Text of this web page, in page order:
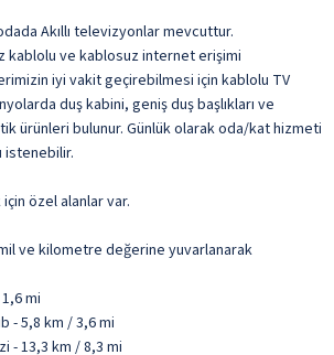
Akıllı televizyonlar mevcuttur.
kablolu ve kablosuz internet erişimi
iyi vakit geçirebilmesi için kablolu TV
duş kabini, geniş duş başlıkları ve
ürünleri bulunur. Günlük olarak oda/kat hizmeti
istenebilir.
özel alanlar var.
mil ve kilometre değerine yuvarlanarak
mi
- 5,8 km / 3,6 mi
- 13,3 km / 8,3 mi